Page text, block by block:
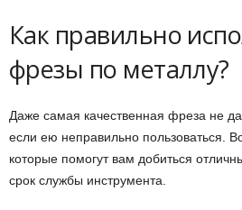
Как правильно
фрезы по металлу?
Даже самая качественная фреза не
если ею неправильно пользоваться.
которые помогут вам добиться
срок службы инструмента.